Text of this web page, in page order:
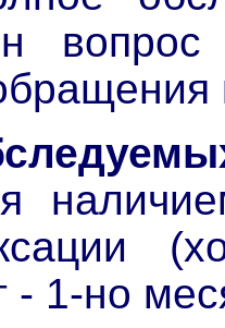
вопрос
1-но